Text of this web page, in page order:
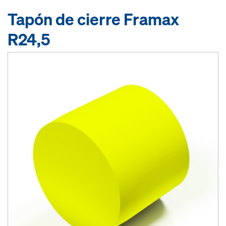
Tapón de cierre Framax
R24,5